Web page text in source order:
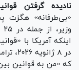
نادیده گرفتن
«بی‌طرفانه» هگزت
اینکه آمریکا با
در ۸
که «من به قوانین